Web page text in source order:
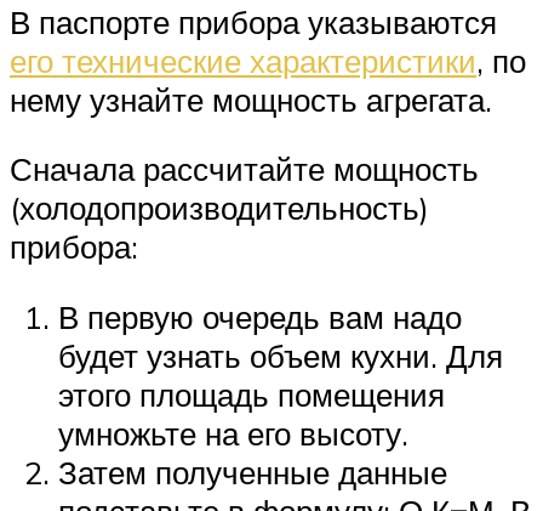
В паспорте прибора указываются
его технические характеристики, по
нему узнайте мощность агрегата.
Сначала рассчитайте мощность
(холодопроизводительность)
прибора:
В первую очередь вам надо
будет узнать объем кухни. Для
этого площадь помещения
умножьте на его высоту.
Затем полученные данные